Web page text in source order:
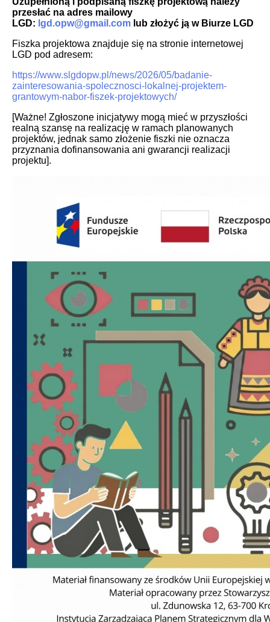
przesłać na adres mailowy
LGD: lgd.opw@gmail.com lub złożyć ją w Biurze LGD
Fiszka projektowa znajduje się na stronie internetowej
LGD pod adresem:
https://www.slgdopw.pl/news/2026/05/badanie-
zainteresowania-spolecznosci-lokalnej-projektem-
grantowym-nabor-fiszek-projektowych/
[Ważne! Zgłoszone inicjatywy mogą mieć w przyszłości
realną szansę na realizację w ramach planowanych
projektów, jednak samo złożenie fiszki nie oznacza
przyznania dofinansowania ani gwarancji realizacji
projektu].